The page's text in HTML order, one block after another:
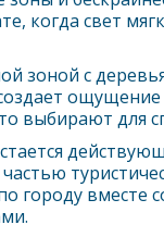
когда свет
зоной с
выбирают для
городу вместе